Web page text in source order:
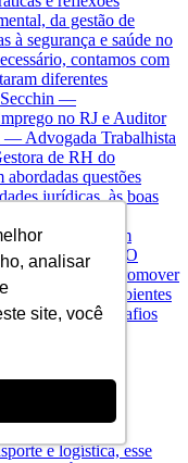
analisar
site, você
Seguran